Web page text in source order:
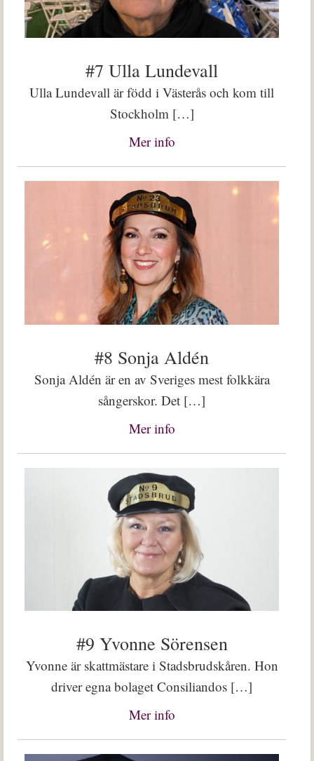
#7 Ulla Lundevall
Ulla Lundevall är född i Västerås och kom till
Stockholm […]
Mer info
#8 Sonja Aldén
Sonja Aldén är en av Sveriges mest folkkära
sångerskor. Det […]
Mer info
#9 Yvonne Sörensen
Yvonne är skattmästare i Stadsbrudskåren. Hon
driver egna bolaget Consiliandos […]
Mer info